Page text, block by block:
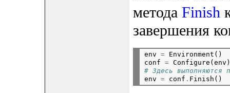
метода Finish
завершения
env = Environment()
conf = Configure(env)
# Здесь выполняются
env = conf .